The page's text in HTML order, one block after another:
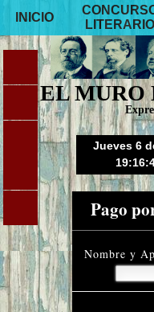
INICIO
EL MURO
Jueves 6
Pago
Nombre y